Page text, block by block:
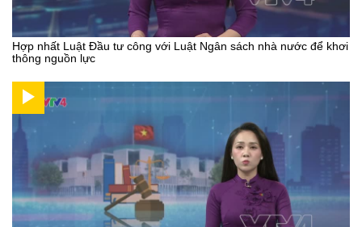
Hợp nhất Luật Đầu tư công với Luật Ngân sách nhà nước để khơi
thông nguồn lực